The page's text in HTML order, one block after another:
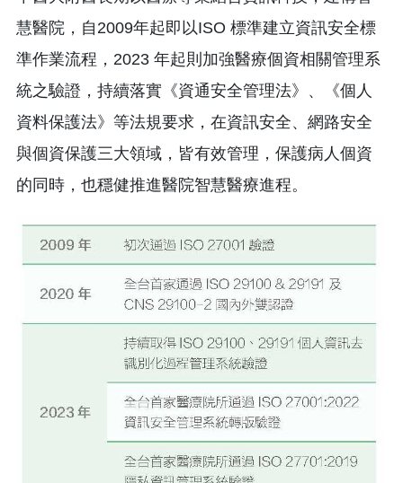
慧醫院，自2009年起即以ISO 標準建立資訊安全標
準作業流程，2023 年起則加強醫療個資相關管理系
統之驗證，持續落實《資通安全管理法》、《個人
資料保護法》等法規要求，在資訊安全、網路安全
與個資保護三大領域，皆有效管理，保護病人個資
的同時，也穩健推進醫院智慧醫療進程。